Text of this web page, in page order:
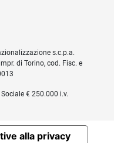
s.c.p.a.
di Torino, cod. Fisc. e
€ 250.000 i.v.
alla privacy